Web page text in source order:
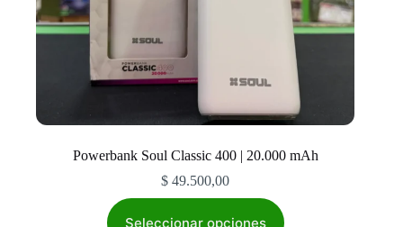
Powerbank Soul Classic 400 | 20.000 mAh
$ 49.500,00
Seleccionar opciones
producto